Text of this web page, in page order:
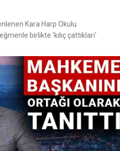
Kara Harp Okulu
birlikte 'kılıç çattıkları'